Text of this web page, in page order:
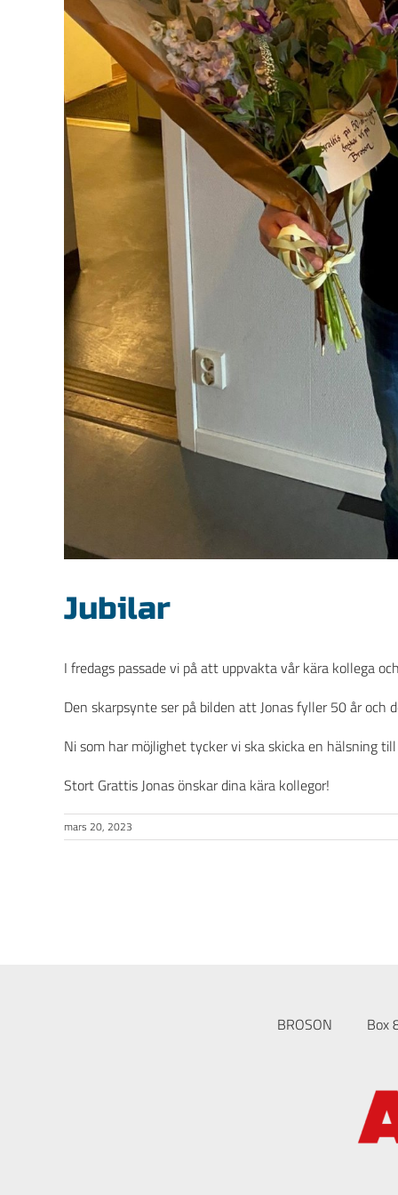
Jubilar
I fredags passade vi på att uppvakta vår kära kollega
Den skarpsynte ser på bilden att Jonas fyller 50 år och
Ni som har möjlighet tycker vi ska skicka en hälsning
Stort Grattis Jonas önskar dina kära kollegor!
mars 20, 2023
BROSON Box